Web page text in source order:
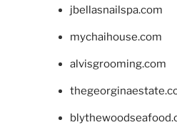
jbellasnailspa.com
mychaihouse.com
alvisgrooming.com